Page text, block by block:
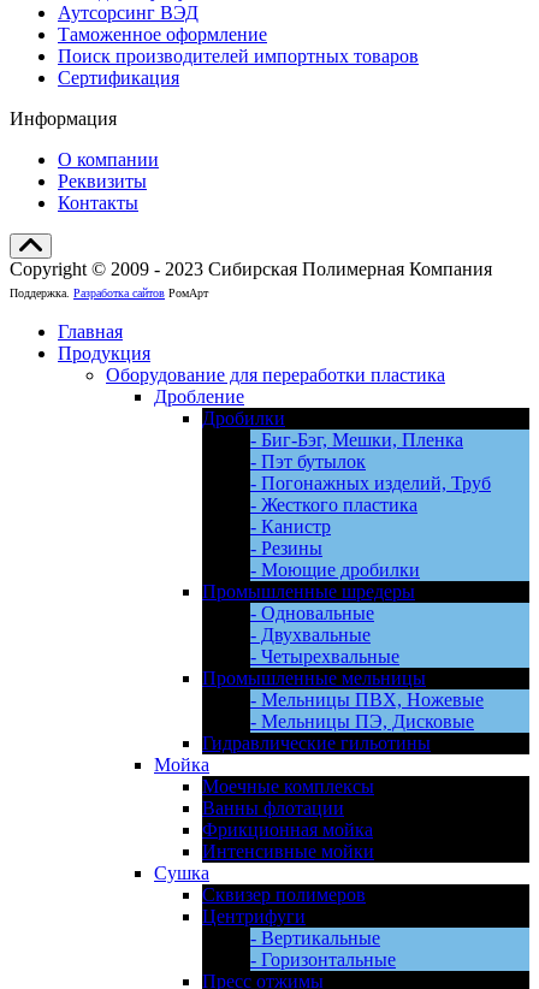
Аутсорсинг ВЭД
Таможенное оформление
Поиск производителей импортных товаров
Сертификация
Информация
О компании
Реквизиты
Контакты
Copyright © 2009 - 2023 Сибирская Полимерная Компания
Поддержка. Разработка сайтов РомАрт
Главная
Продукция
Оборудование для переработки пластика
Дробление
Дробилки
- Биг-Бэг, Мешки, Пленка
- Пэт бутылок
- Погонажных изделий, Труб
- Жесткого пластика
- Канистр
- Резины
- Моющие дробилки
Промышленные шредеры
- Одновальные
- Двухвальные
- Четырехвальные
Промышленные мельницы
- Мельницы ПВХ, Ножевые
- Мельницы ПЭ, Дисковые
Гидравлические гильотины
Мойка
Моечные комплексы
Ванны флотации
Фрикционная мойка
Интенсивные мойки
Сушка
Сквизер полимеров
Центрифуги
- Вертикальные
- Горизонтальные
Пресс отжимы